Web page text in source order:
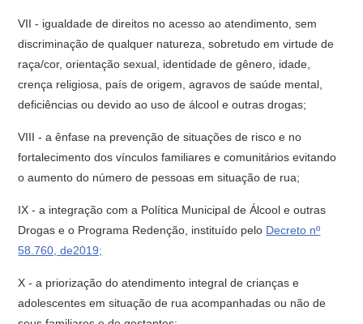
VII - igualdade de direitos no acesso ao atendimento, sem
discriminação de qualquer natureza, sobretudo em virtude de
raça/cor, orientação sexual, identidade de gênero, idade,
crença religiosa, país de origem, agravos de saúde mental,
deficiências ou devido ao uso de álcool e outras drogas;
VIII - a ênfase na prevenção de situações de risco e no
fortalecimento dos vínculos familiares e comunitários evitando
o aumento do número de pessoas em situação de rua;
IX - a integração com a Política Municipal de Álcool e outras
Drogas e o Programa Redenção, instituído pelo Decreto nº
58.760, de2019;
X - a priorização do atendimento integral de crianças e
adolescentes em situação de rua acompanhadas ou não de